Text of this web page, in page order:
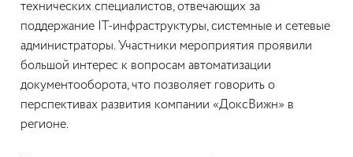
технических специалистов, отвечающих за
поддержание IT-инфраструктуры, системные и сетевые
администраторы. Участники мероприятия проявили
большой интерес к вопросам автоматизации
документооборота, что позволяет говорить о
перспективах развития компании «ДоксВижн» в
регионе.